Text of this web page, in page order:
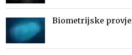
Biometrijske